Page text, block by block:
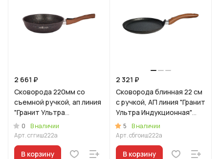
2 661 ₽
Сковорода 220мм со
съемной ручкой, ап линия
"Гранит Ультра
Индукционная" (синий)
0
В наличии
Арт.сггиш222а
В корзину
2 321 ₽
Сковорода блинная 22 см
с ручкой, АП линия "Гранит
Ультра Индукционная"
(Оригинальный)
5
В наличии
Арт.сбгоиш222а
В корзину